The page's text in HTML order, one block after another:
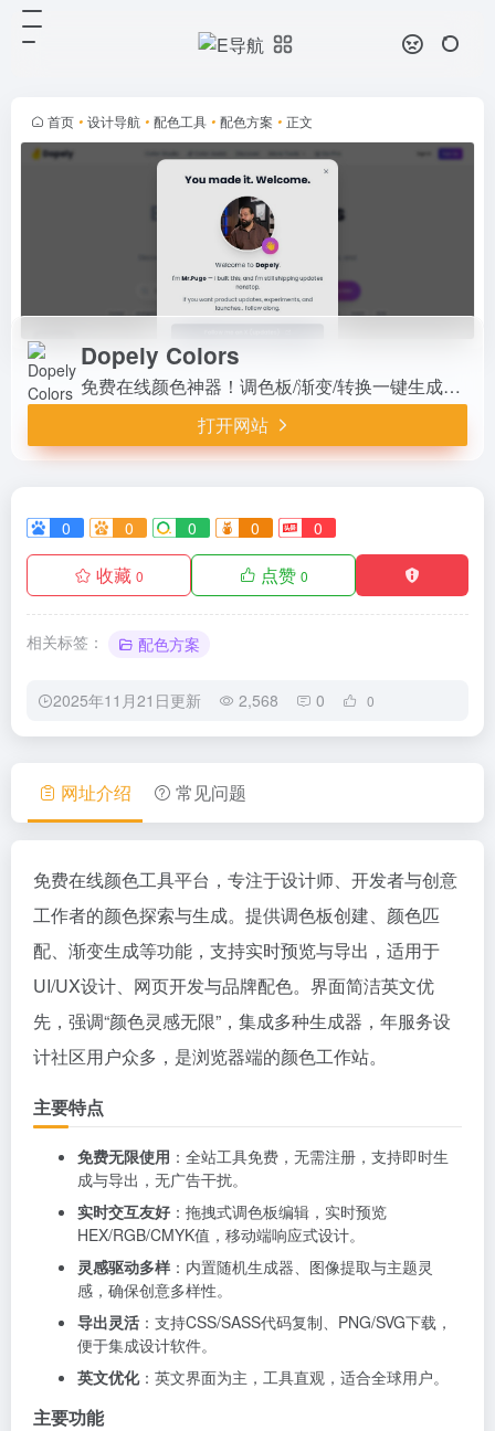
首页 • 设计导航 • 配色工具 • 配色方案 • 正文
Dopely Colors
免费在线颜色神器！调色板/渐变/转换一键生成，图像提取/对比检查实时预览。HEX/RGB/CSS导出超便捷，随机灵感/主题库无限。设计师开发者必备，UI配色5秒起步，创意无限！
打开网站
0 0 0 0 0
收藏 0 点赞 0
相关标签： 配色方案
2025年11月21日更新 2,568 0 0
时预览。HEX/RGB/CSS导出超便
捷，随机灵感/主题库无限。设计师
开发者必备，UI配色5秒...
网址介绍 常见问题
免费在线颜色工具平台，专注于设计师、开发者与创意
工作者的颜色探索与生成。提供调色板创建、颜色匹
配、渐变生成等功能，支持实时预览与导出，适用于
UI/UX设计、网页开发与品牌配色。界面简洁英文优
先，强调“颜色灵感无限”，集成多种生成器，年服务设
计社区用户众多，是浏览器端的颜色工作站。
主要特点
免费无限使用 ：全站工具免费，无需注册，支持即时生
成与导出，无广告干扰。
实时交互友好 ：拖拽式调色板编辑，实时预览
HEX/RGB/CMYK值，移动端响应式设计。
灵感驱动多样 ：内置随机生成器、图像提取与主题灵
感，确保创意多样性。
导出灵活 ：支持CSS/SASS代码复制、PNG/SVG下载，
便于集成设计软件。
英文优化：英文界面为主，工具直观，适合全球用户。
主要功能